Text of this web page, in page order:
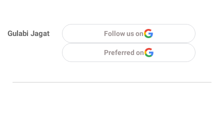
Gulabi Jagat Follow us on
Preferred on